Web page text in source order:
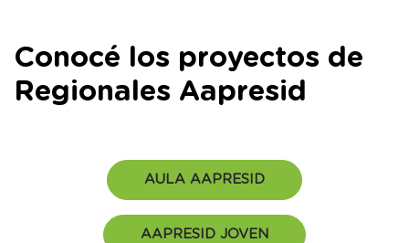
Conocé los proyectos de
Regionales Aapresid
AULA AAPRESID
AAPRESID JOVEN